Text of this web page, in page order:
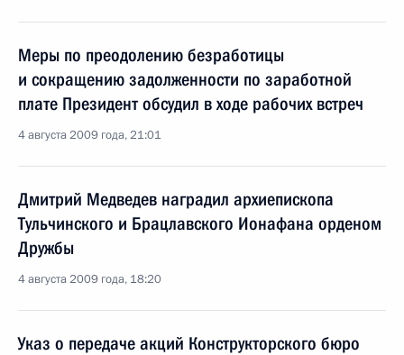
Меры по преодолению безработицы
и сокращению задолженности по заработной
плате Президент обсудил в ходе рабочих встреч
4 августа 2009 года, 21:01
Дмитрий Медведев наградил архиепископа
Тульчинского и Брацлавского Ионафана орденом
Дружбы
4 августа 2009 года, 18:20
Указ о передаче акций Конструкторского бюро